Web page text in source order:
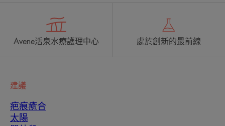
Avene活泉水療護理中心 處於創新的最前線
建議
疤痕癒合
太陽